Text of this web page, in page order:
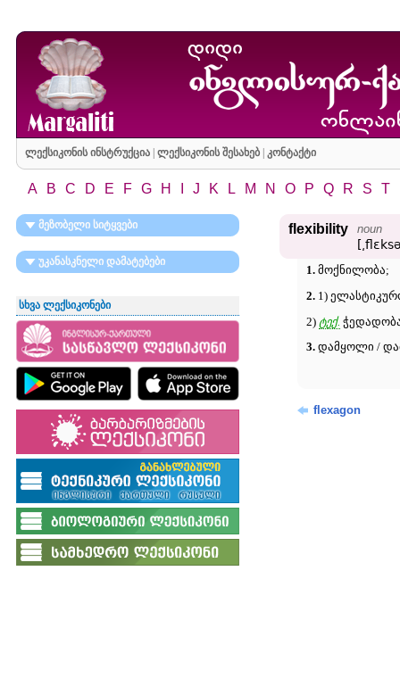
ლექსიკონის ინსტრუქცია| ლექსიკონის შესახებ| კონტაქტი
A B C D E F G H J K L M N O P Q R S T
მეზობელი სიტყვები
უკანასკნელი დამატებები
სხვა ლექსიკონები
flexibility noun
1.მოქნილობა;
2.1)
2) ტექ.
3.დამყოლი /
flexagon